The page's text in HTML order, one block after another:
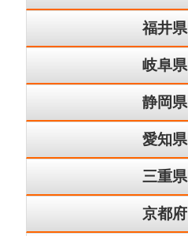
福井県
岐阜県
静岡県
愛知県
三重県
京都府